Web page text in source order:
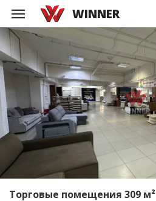
WINNER
Торговые помещения 309 м²